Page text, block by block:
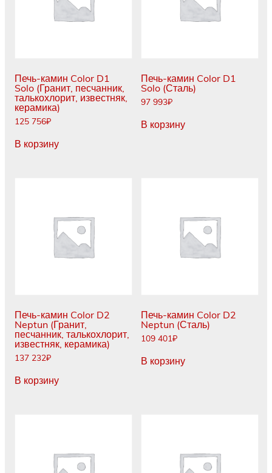
Печь-камин Color D1
Solo (Гранит, песчанник,
талькохлорит, известняк,
керамика)
125 756₽
В корзину
Печь-камин Color D1
Solo (Сталь)
97 993₽
В корзину
Печь-камин Color D2
Neptun (Гранит,
песчанник, талькохлорит,
известняк, керамика)
137 232₽
В корзину
Печь-камин Color D2
Neptun (Сталь)
109 401₽
В корзину